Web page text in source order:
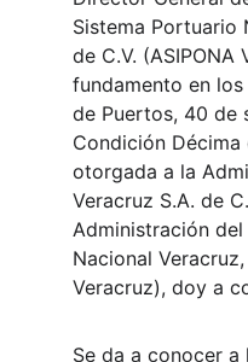
Sistema Portuario
de C.V. (ASIPONA
fundamento en
de Puertos, 40 de
Condición
otorgada a la
Veracruz S.A. de
Administración
Nacional Veracruz,
Veracruz), doy a
Se da a conocer a